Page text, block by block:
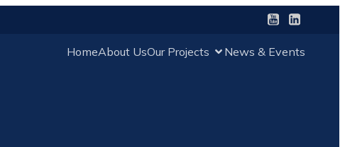
HomeAbout UsOur Projects News & Events